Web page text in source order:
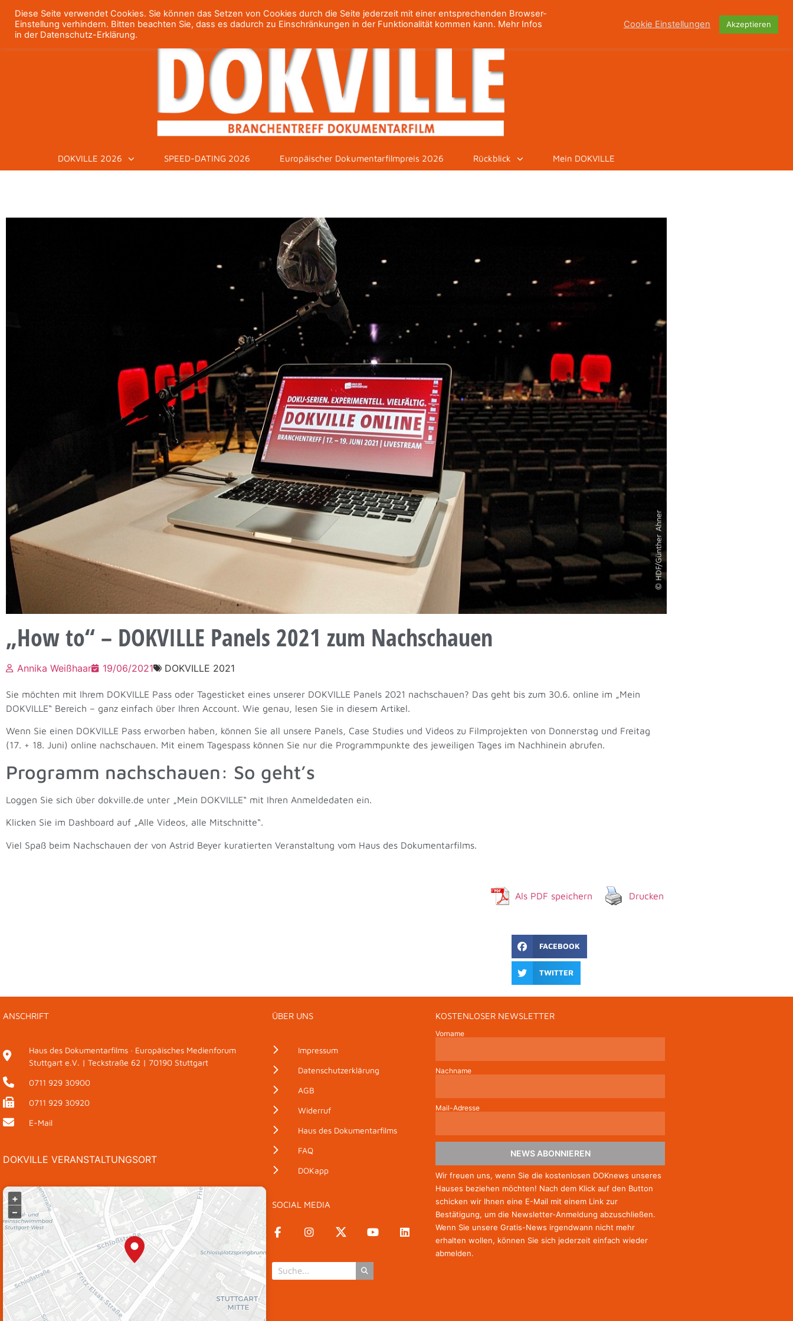
DOKVILLE 2026 SPEED-DATING 2026 Europäischer Dokumentarfilmpreis 2026 Rückblick Mein DOKVILLE
„How to“ – DOKVILLE Panels 2021 zum Nachschauen
Annika Weißhaar 19/06/2021 DOKVILLE 2021
Sie möchten mit Ihrem DOKVILLE Pass oder Tagesticket eines unserer DOKVILLE Panels 2021 nachschauen? Das geht bis zum 30.6. online im „Mein
DOKVILLE“ Bereich – ganz einfach über Ihren Account. Wie genau, lesen Sie in diesem Artikel.
Wenn Sie einen DOKVILLE Pass erworben haben, können Sie all unsere Panels, Case Studies und Videos zu Filmprojekten von Donnerstag und Freitag
(17. + 18. Juni) online nachschauen. Mit einem Tagespass können Sie nur die Programmpunkte des jeweiligen Tages im Nachhinein abrufen.
Programm nachschauen: So geht’s
Loggen Sie sich über dokville.de unter „Mein DOKVILLE“ mit Ihren Anmeldedaten ein.
Klicken Sie im Dashboard auf „Alle Videos, alle Mitschnitte“.
Viel Spaß beim Nachschauen der von Astrid Beyer kuratierten Veranstaltung vom Haus des Dokumentarfilms.
Als PDF speichern Drucken
FACEBOOK
TWITTER
ANSCHRIFT
Haus des Dokumentarfilms · Europäisches Medienforum
Stuttgart e.V. | Teckstraße 62 | 70190 Stuttgart
0711 929 30900
0711 929 30920
E-Mail
DOKVILLE VERANSTALTUNGSORT
+
–
ÜBER UNS
Impressum
Datenschutzerklärung
AGB
Widerruf
Haus des Dokumentarfilms
FAQ
DOKapp
SOCIAL MEDIA
KOSTENLOSER NEWSLETTER
Vorname
Nachname
Mail-Adresse
NEWS ABONNIEREN
Wir freuen uns, wenn Sie die kostenlosen DOKnews unseres
Hauses beziehen möchten! Nach dem Klick auf den Button
schicken wir Ihnen eine E-Mail mit einem Link zur
Bestätigung, um die Newsletter-Anmeldung abzuschließen.
Wenn Sie unsere Gratis-News irgendwann nicht mehr
erhalten wollen, können Sie sich jederzeit einfach wieder
abmelden.
Diese Seite verwendet Cookies. Sie können das Setzen von Cookies durch die Seite jederzeit mit einer entsprechenden Browser-
Einstellung verhindern. Bitten beachten Sie, dass es dadurch zu Einschränkungen in der Funktionalität kommen kann. Mehr Infos
in der Datenschutz-Erklärung.
Cookie Einstellungen Akzeptieren